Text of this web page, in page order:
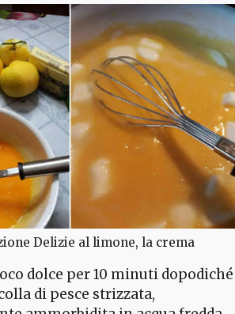
Delizie al limone, la crema
dolce per 10 minuti dopodiché
di pesce strizzata,